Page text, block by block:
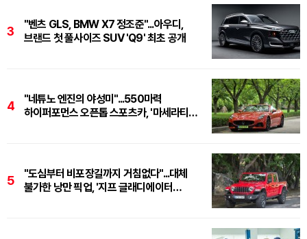
3
"벤츠 GLS, BMW X7 정조준"...아우디,
브랜드 첫 풀사이즈 SUV 'Q9' 최초 공개
4
"네튜노 엔진의 야성미"...550마력
하이퍼포먼스 오픈톱 스포츠카, '마세라티
5
"도심부터 비포장길까지 거침없다"...대체
불가한 낭만 픽업, '지프 글래디에이터